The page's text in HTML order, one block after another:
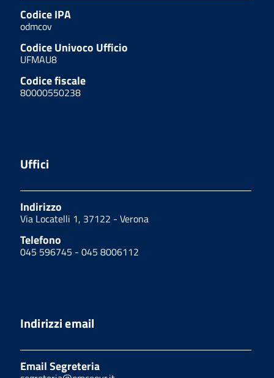
Codice IPA
odmcov
Codice Univoco Ufficio
UFMAU8
Codice fiscale
80000550238
Uffici
Indirizzo
Via Locatelli 1, 37122 - Verona
Telefono
045 596745 - 045 8006112
Indirizzi email
Email Segreteria